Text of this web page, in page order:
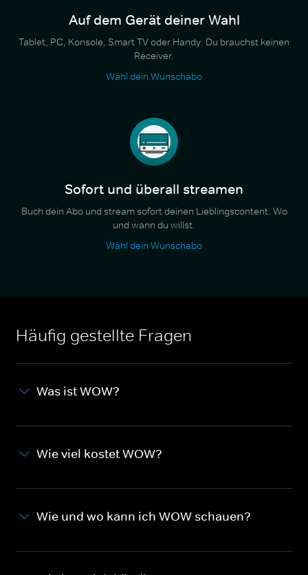
Auf dem Gerät deiner Wahl
Tablet, PC, Konsole, Smart TV oder Handy. Du brauchst keinen
Receiver.
Wähl dein Wunschabo
Sofort und überall streamen
Buch dein Abo und stream sofort deinen Lieblingscontent. Wo
und wann du willst.
Wähl dein Wunschabo
Häufig gestellte Fragen
Was ist WOW?
Wie viel kostet WOW?
Wie und wo kann ich WOW schauen?